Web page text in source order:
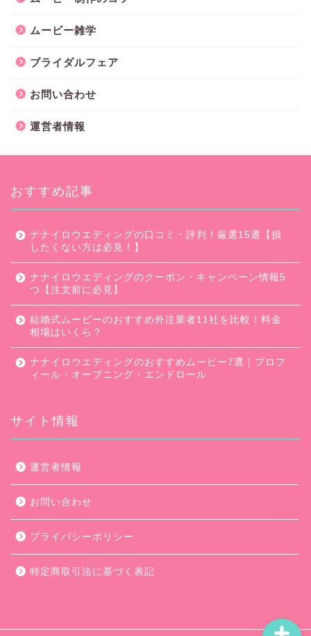
ムービー雑学
ブライダルフェア
お問い合わせ
運営者情報
おすすめ記事
ナナイロウエディングの口コミ・評判！厳選15選【損
したくない方は必見！】
ナナイロウエディングのクーポン・キャンペーン情報5
つ【注文前に必見】
結婚式ムービーのおすすめ外注業者11社を比較！料金
相場はいくら？
ナナイロウエディングのおすすめムービー7選｜プロフ
ィール・オープニング・エンドロール
サイト情報
運営者情報
お問い合わせ
プライバシーポリシー
特定商取引法に基づく表記ムービー制作のコツ